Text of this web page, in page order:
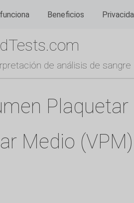
Beneficios
de análisis de sangre
Medio